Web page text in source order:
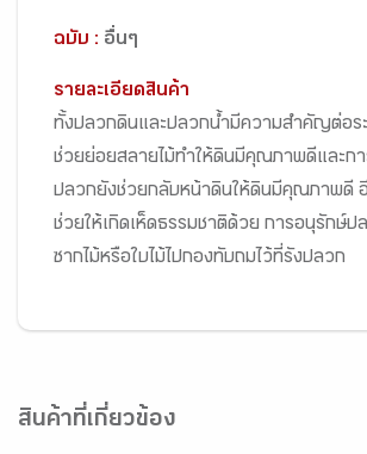
ฉบับ : อื่นๆ
รายละเอียดสินค้า
ทั้งปลวกดินและปลวกน้ำมีความสำคัญต่อร
ช่วยย่อยสลายไม้ทำให้ดินมีคุณภาพดีและกา
ปลวกยังช่วยกลับหน้าดินให้ดินมีคุณภาพดี
ช่วยให้เกิดเห็ดธรรมชาติด้วย การอนุรักษ์ป
ซากไม้หรือใบไม้ไปกองทับถมไว้ที่รังปลวก
สินค้าที่เกี่ยวข้อง